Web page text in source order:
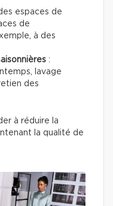
espaces de
de
à des
:
lavage
des
à réduire la
la qualité de